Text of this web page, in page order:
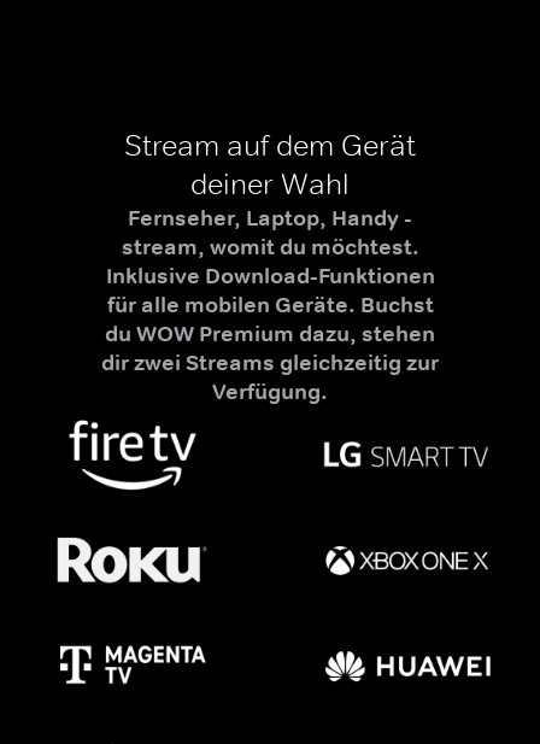
Stream auf dem Gerät
deiner Wahl
Fernseher, Laptop, Handy -
stream, womit du möchtest.
Inklusive Download-Funktionen
für alle mobilen Geräte. Buchst
du WOW Premium dazu, stehen
dir zwei Streams gleichzeitig zur
Verfügung.